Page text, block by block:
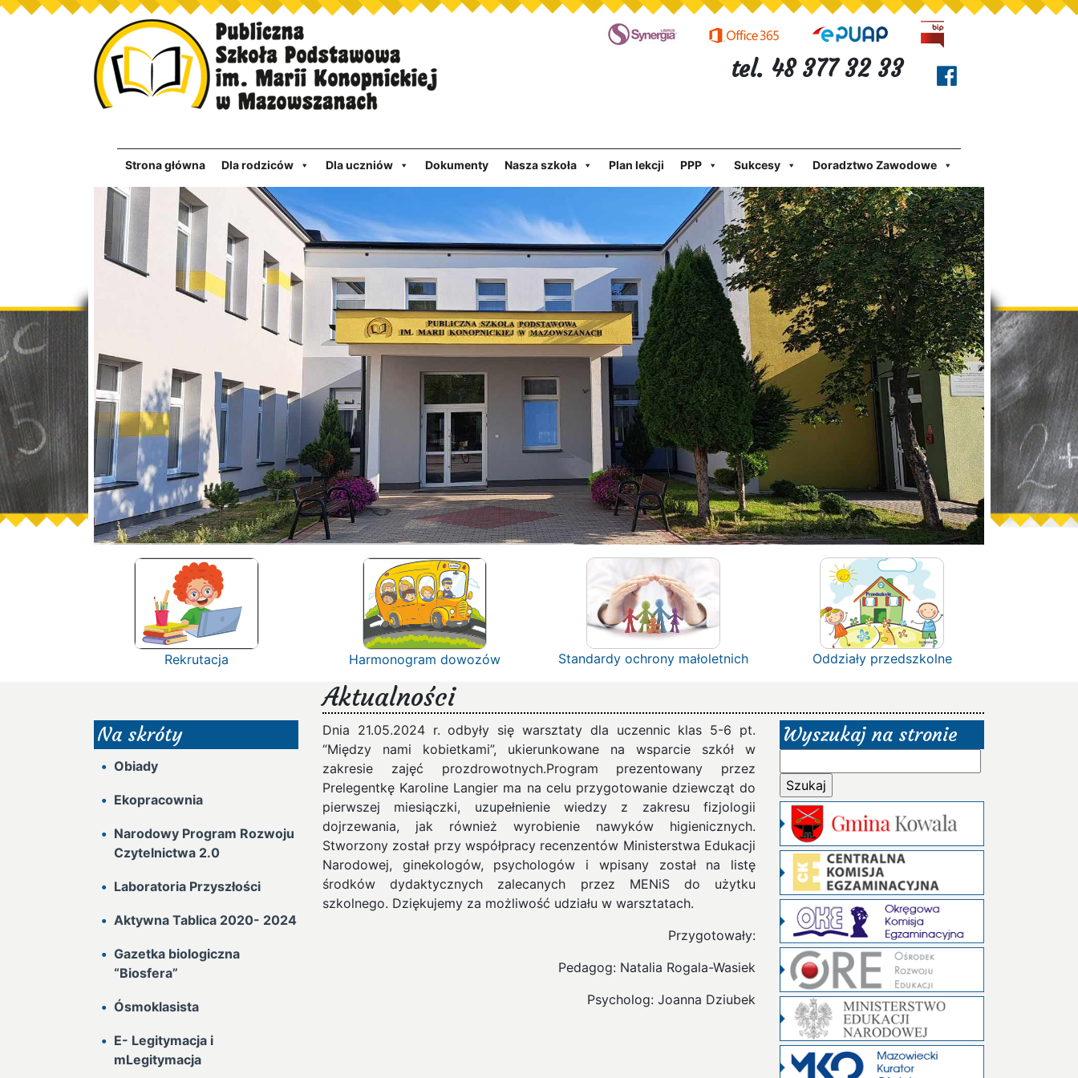
tel. 48 377 32 33
Strona główna Dla rodziców Dla uczniów Dokumenty Nasza szkoła Plan lekcji PPP Sukcesy Doradztwo Zawodowe
Rekrutacja Harmonogram dowozów Standardy ochrony małoletnich Oddziały przedszkolne
Aktualności
Na skróty
Obiady
Ekopracownia
Narodowy Program Rozwoju
Czytelnictwa 2.0
Laboratoria Przyszłości
Aktywna Tablica 2020- 2024
Gazetka biologiczna
“Biosfera”
Ósmoklasista
E- Legitymacja i
mLegitymacja
Dnia 21.05.2024 r. odbyły się warsztaty dla uczennic klas 5-6 pt.
“Między nami kobietkami”, ukierunkowane na wsparcie szkół w
zakresie zajęć prozdrowotnych.Program prezentowany przez
Prelegentkę Karoline Langier ma na celu przygotowanie dziewcząt do
pierwszej miesiączki, uzupełnienie wiedzy z zakresu fizjologii
dojrzewania, jak również wyrobienie nawyków higienicznych.
Stworzony został przy współpracy recenzentów Ministerstwa Edukacji
Narodowej, ginekologów, psychologów i wpisany został na listę
środków dydaktycznych zalecanych przez MENiS do użytku
szkolnego. Dziękujemy za możliwość udziału w warsztatach.
Przygotowały:
Pedagog: Natalia Rogala-Wasiek
Psycholog: Joanna Dziubek
Wyszukaj na stronie